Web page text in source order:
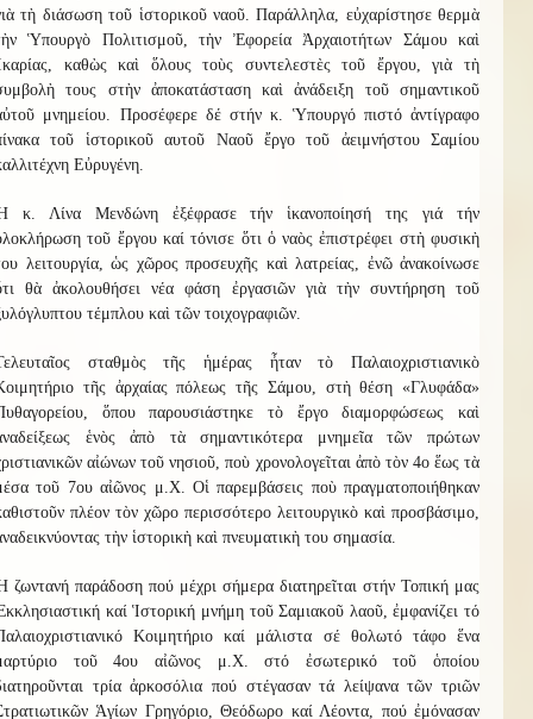
τὴ διάσωση τοῦ ἱστορικοῦ ναοῦ. Παράλληλα, εὐχαρίστησε θερμὰ
Ὑπουργὸ Πολιτισμοῦ, τὴν Ἐφορεία Ἀρχαιοτήτων Σάμου καὶ
καθὼς καὶ ὅλους τοὺς συντελεστὲς τοῦ ἔργου, γιὰ τὴ
τους στὴν ἀποκατάσταση καὶ ἀνάδειξη τοῦ σημαντικοῦ
μνημείου.
Προσέφερε δέ στήν κ. Ὑπουργό πιστό ἀντίγραφο
τοῦ ἱστορικοῦ αυτοῦ Ναοῦ ἔργο τοῦ ἀειμνήστου Σαμίου
Εὐρυγένη.
κ. Λίνα Μενδώνη ἐξέφρασε
τήν ἱκανοποίησή της γιά τήν
τοῦ ἔργου καί τόνισε ὅτι ὁ ναὸς ἐπιστρέφει στὴ φυσικὴ
λειτουργία, ὡς χῶρος προσευχῆς καὶ λατρείας, ἐνῶ ἀνακοίνωσε
θὰ ἀκολουθήσει νέα φάση ἐργασιῶν γιὰ τὴν
συντήρηση τοῦ
τέμπλου καὶ τῶν τοιχογραφιῶν.
σταθμὸς τῆς ἡμέρας ἦταν τὸ Παλαιοχριστιανικὸ
τῆς ἀρχαίας πόλεως τῆς Σάμου, στὴ θέση «Γλυφάδα»
ὅπου παρουσιάστηκε τὸ ἔργο διαμορφώσεως καὶ
ἑνὸς ἀπὸ τὰ σημαντικότερα μνημεῖα τῶν πρώτων
αἰώνων τοῦ νησιοῦ, ποὺ χρονολογεῖται ἀπὸ τὸν 4ο ἕως τὰ
τοῦ 7ου αἰῶνος μ.Χ. Οἱ παρεμβάσεις ποὺ πραγματοποιήθηκαν
πλέον τὸν χῶρο περισσότερο λειτουργικὸ καὶ προσβάσιμο,
τὴν ἱστορικὴ καὶ πνευματικὴ του σημασία.
ζωντανή παράδοση πού μέχρι σήμερα διατηρεῖται στήν Τοπική μας
καί Ἱστορική μνήμη τοῦ Σαμιακοῦ λαοῦ, ἐμφανίζει τό
Κοιμητήριο καί μάλιστα σέ θολωτό τάφο ἕνα
τοῦ 4ου αἰῶνος μ.Χ. στό ἐσωτερικό τοῦ ὁποίου
τρία ἀρκοσόλια πού στέγασαν τά λείψανα τῶν τριῶν
Ἁγίων Γρηγόριο, Θεόδωρο καί Λέοντα, πού ἐμόνασαν